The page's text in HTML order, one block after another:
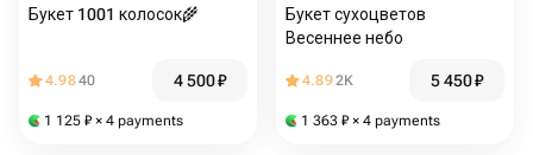
Букет 1001 колосок🌾
4.9840 4 500₽
1 125 ₽ × 4 payments
Букет сухоцветов
Весеннее небо
4.892K 5 450₽
1 363 ₽ × 4 payments